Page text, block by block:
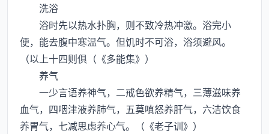
洗浴
浴时先以热水扑胸，则不致冷热冲激。浴完小
便，能去腹中寒温气。但饥时不可浴，浴须避风。
（以上十四则俱（《多能集》）
养气
一少言语养神气，二戒色欲养精气，三薄滋味养
血气，四咽津液养肺气，五莫嗔怒养肝气，六洁饮食
养胃气，七减思虑养心气。（《老子训》）